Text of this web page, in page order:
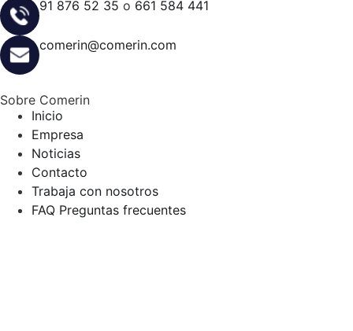
91 876 52 35 o 661 584 441
comerin@comerin.com
Sobre Comerin
Inicio
Empresa
Noticias
Contacto
Trabaja con nosotros
FAQ Preguntas frecuentes